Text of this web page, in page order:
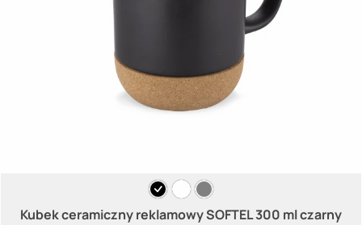
Kubek ceramiczny reklamowy SOFTEL 300 ml czarny